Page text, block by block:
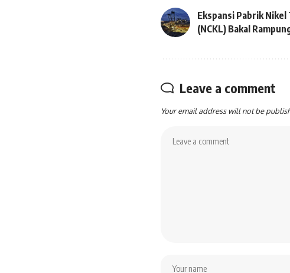
Ekspansi Pabrik
(NCKL) Bakal
Leave a comment
Your email address will not be